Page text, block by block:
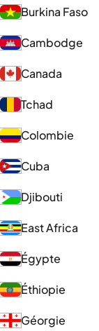
Burkina Faso
Cambodge
Canada
Tchad
Colombie
Cuba
Djibouti
East Africa
Égypte
Éthiopie
Géorgie